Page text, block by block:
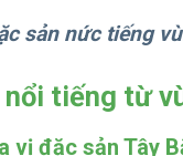
sản nức tiếng
tiếng từ
vị đặc sản Tây